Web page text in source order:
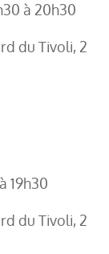
à 20h30
du Tivoli, 2
19h30
du Tivoli, 2